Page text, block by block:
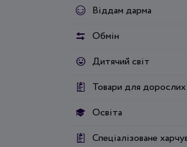
Віддам дарма
Обмін
Дитячий світ
Товари для дорослих
Освіта
Спеціалізоване